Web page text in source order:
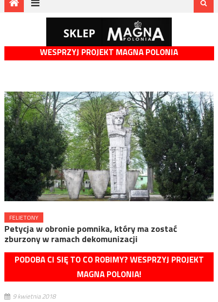
WESPRZYJ PROJEKT MAGNA POLONIA
FELIETONY
Petycja w obronie pomnika, który ma zostać
zburzony w ramach dekomunizacji
PODOBA CI SIĘ TO CO ROBIMY? WESPRZYJ PROJEKT
MAGNA POLONIA!
9 kwietnia 2018